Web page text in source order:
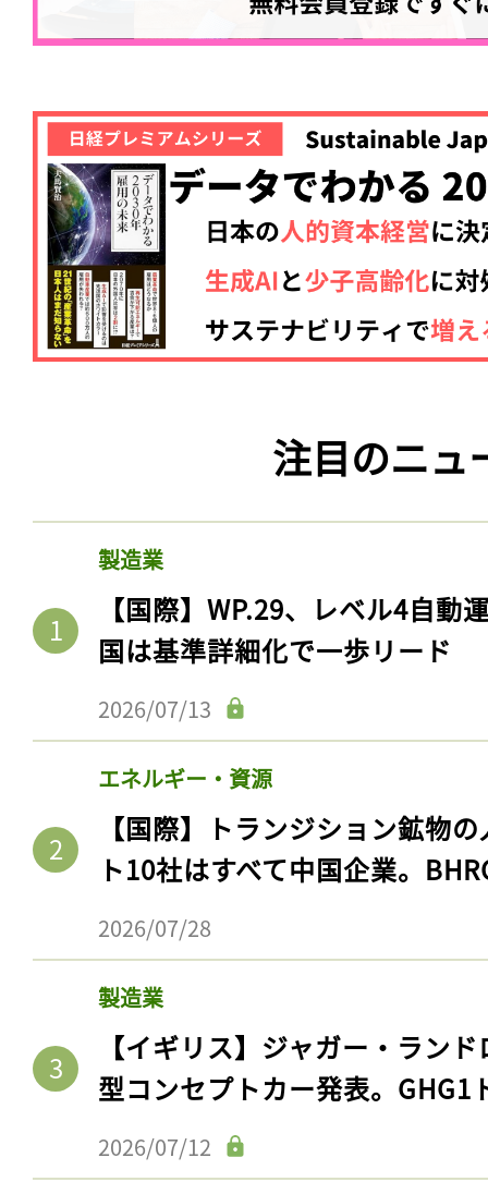
注目のニュ
製造業
【国際】WP.29、レベル4自動
国は基準詳細化で一歩リード
2026/07/13
エネルギー・資源
【国際】トランジション鉱物
ト10社はすべて中国企業。
2026/07/28
製造業
【イギリス】ジャガー・ラン
型コンセプトカー発表。GHG1
2026/07/12